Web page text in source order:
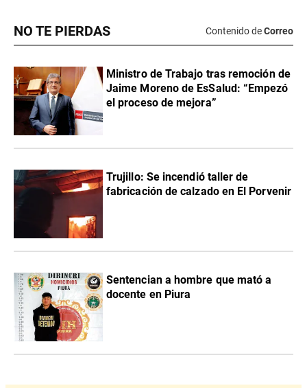
NO TE PIERDAS Contenido deCorreo
Ministro de Trabajo tras remoción de
Jaime Moreno de EsSalud: “Empezó
el proceso de mejora”
Trujillo: Se incendió taller de
fabricación de calzado en El Porvenir
Sentencian a hombre que mató a
docente en Piura